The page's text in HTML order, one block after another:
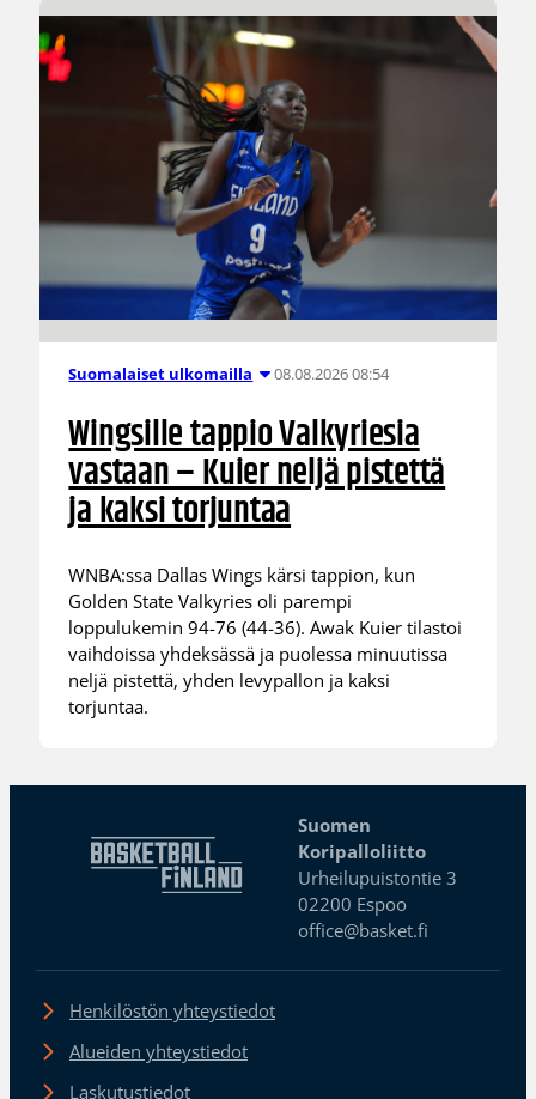
Suomalaiset ulkomailla 08.08.2026 08:54
Wingsille tappio Valkyriesia
vastaan – Kuier neljä pistettä
ja kaksi torjuntaa
WNBA:ssa Dallas Wings kärsi tappion, kun
Golden State Valkyries oli parempi
loppulukemin 94-76 (44-36). Awak Kuier tilastoi
vaihdoissa yhdeksässä ja puolessa minuutissa
neljä pistettä, yhden levypallon ja kaksi
torjuntaa.
Suomen
Koripalloliitto
Urheilupuistontie 3
02200 Espoo
office@basket.fi
Henkilöstön yhteystiedot
Alueiden yhteystiedot
Laskutustiedot